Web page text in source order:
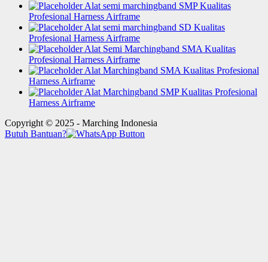
Alat semi marchingband SMP Kualitas
Profesional Harness Airframe
Alat semi marchingband SD Kualitas
Profesional Harness Airframe
Alat Semi Marchingband SMA Kualitas
Profesional Harness Airframe
Alat Marchingband SMA Kualitas Profesional
Harness Airframe
Alat Marchingband SMP Kualitas Profesional
Harness Airframe
Copyright © 2025 - Marching Indonesia
Butuh Bantuan?